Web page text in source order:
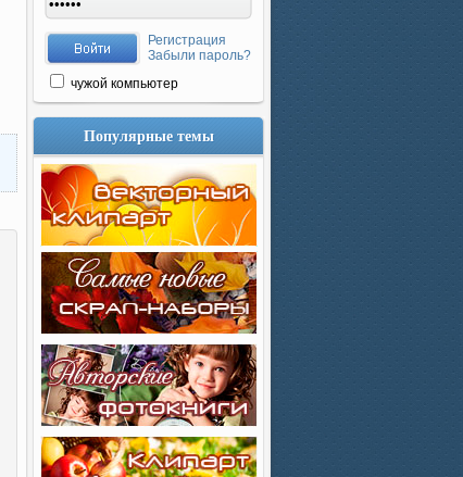
Регистрация
Забыли пароль?
чужой компьютер
Популярные темы